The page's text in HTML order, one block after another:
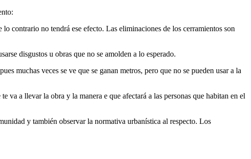
contrario no tendrá ese efecto. Las eliminaciones de los cerramientos son
disgustos u obras que no se amolden a lo esperado.
muchas veces se ve que se ganan metros, pero que no se pueden usar a la
va a llevar la obra y la manera e que afectará a las personas que habitan en el
y también observar la normativa urbanística al respecto. Los